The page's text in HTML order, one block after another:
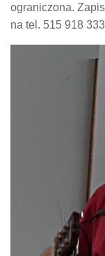
ograniczona.
na tel. 515 918 333